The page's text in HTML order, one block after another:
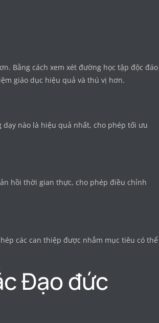
Bằng cách xem xét đường học tập độc đáo
giáo dục hiệu quả và thú vị hơn.
nào là hiệu quả nhất, cho phép tối ưu
hồi thời gian thực, cho phép điều chỉnh
các can thiệp được nhắm mục tiêu có thể
Đạo đức